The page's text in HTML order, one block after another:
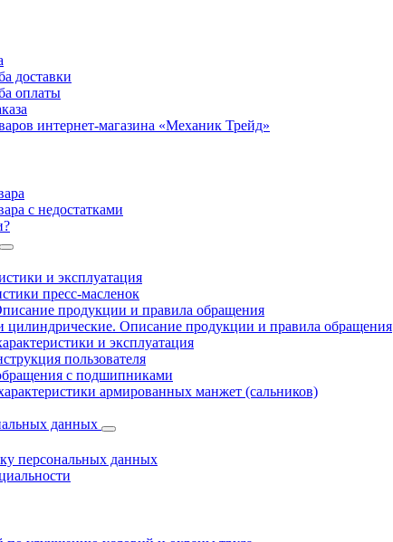
доставки
оплаты
интернет-магазина «Механик Трейд»
с недостатками
и эксплуатация
пресс‑масленок
продукции и правила обращения
цилиндрические. Описание продукции и правила обращения
и эксплуатация
пользователя
с подшипниками
армированных манжет (сальников)
данных
персональных данных